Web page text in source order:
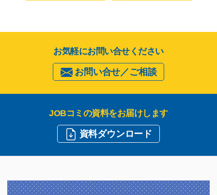
お気軽にお問い合せください
お問い合せ／ご相談
JOBコミの資料をお届けします
資料ダウンロード